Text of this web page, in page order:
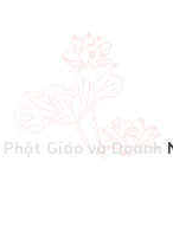
Phật Giáo và Doanh